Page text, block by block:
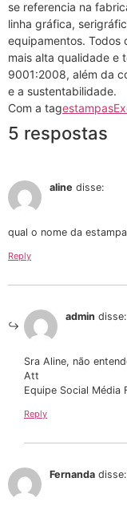
se referencia na
linha gráfica,
equipamentos. Todos
mais alta qualidade e
9001:2008, além da
e a sustentabilidade.
Com a tagestampas
5 respostas
aline disse:
qual o nome da
Reply
admin disse:
Sra Aline, não
Att
Equipe Social Média
Reply
Fernanda disse: